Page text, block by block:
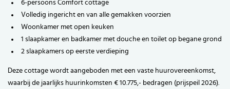
6-persoons Comfort cottage
Volledig ingericht en van alle gemakken voorzien
Woonkamer met open keuken
1 slaapkamer en badkamer met douche en toilet op begane grond
2 slaapkamers op eerste verdieping
Deze cottage wordt aangeboden met een vaste huurovereenkomst,
waarbij de jaarlijks huurinkomsten € 10.775,- bedragen (prijspeil 2026).